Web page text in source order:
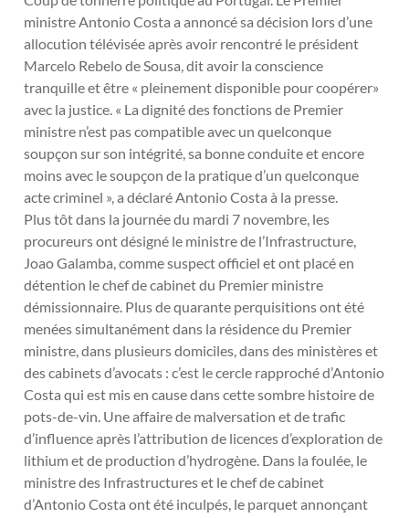
ministre Antonio Costa a annoncé sa décision lors d’une
allocution télévisée après avoir rencontré le président
Marcelo Rebelo de Sousa, dit avoir la conscience
tranquille et être « pleinement disponible pour coopérer»
avec la justice. « La dignité des fonctions de Premier
ministre n’est pas compatible avec un quelconque
soupçon sur son intégrité, sa bonne conduite et encore
moins avec le soupçon de la pratique d’un quelconque
acte criminel », a déclaré Antonio Costa à la presse.
Plus tôt dans la journée du mardi 7 novembre, les
procureurs ont désigné le ministre de l’Infrastructure,
Joao Galamba, comme suspect officiel et ont placé en
détention le chef de cabinet du Premier ministre
démissionnaire. Plus de quarante perquisitions ont été
menées simultanément dans la résidence du Premier
ministre, dans plusieurs domiciles, dans des ministères et
des cabinets d’avocats : c’est le cercle rapproché d’Antonio
Costa qui est mis en cause dans cette sombre histoire de
pots-de-vin. Une affaire de malversation et de trafic
d’influence après l’attribution de licences d’exploration de
lithium et de production d’hydrogène. Dans la foulée, le
ministre des Infrastructures et le chef de cabinet
d’Antonio Costa ont été inculpés, le parquet annonçant